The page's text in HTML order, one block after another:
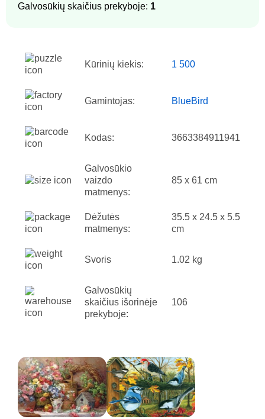
Galvosūkių skaičius prekyboje: 1
Kūrinių kiekis: 1 500
Gamintojas: BlueBird
Kodas: 3663384911941
Galvosūkio
vaizdo
matmenys:
85 x 61 cm
Dėžutės
matmenys:
35.5 x 24.5 x 5.5
cm
Svoris 1.02 kg
Galvosūkių
skaičius išorinėje
prekyboje:
106